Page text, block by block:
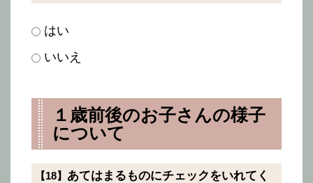
はい
いいえ
１歳前後のお子さんの様子
について
【18】 あてはまるものにチェックをいれてく